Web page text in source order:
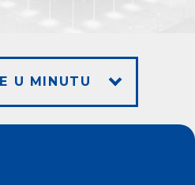
U MINUTU